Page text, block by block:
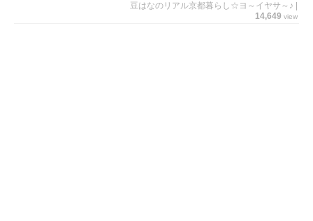
豆はなのリアル京都暮らし☆ヨ～イヤサ～♪
14,649 view